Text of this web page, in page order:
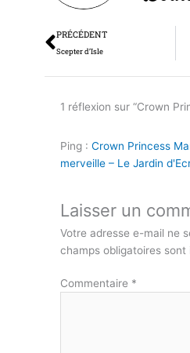
Précédent
PRÉCÉDENT
Scepter d’Isle
1 réflexion sur “Crown
Ping : Crown Princess
merveille – Le Jardin
Laisser un
Votre adresse e-mail ne
champs obligatoires sont
Commentaire *